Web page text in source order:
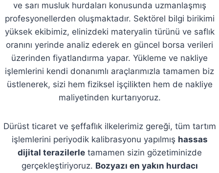
ve sarı musluk hurdaları konusunda uzmanlaşmış
profesyonellerden oluşmaktadır. Sektörel bilgi birikimi
yüksek ekibimiz, elinizdeki materyalin türünü ve saflık
oranını yerinde analiz ederek en güncel borsa verileri
üzerinden fiyatlandırma yapar. Yükleme ve nakliye
işlemlerini kendi donanımlı araçlarımızla tamamen biz
üstlenerek, sizi hem fiziksel işçilikten hem de nakliye
maliyetinden kurtarıyoruz.
Dürüst ticaret ve şeffaflık ilkelerimiz gereği, tüm tartım
işlemlerini periyodik kalibrasyonu yapılmış hassas
dijital terazilerletamamen sizin gözetiminizde
gerçekleştiriyoruz. Bozyazı en yakın hurdacı